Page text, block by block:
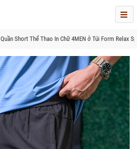
Quần Short Thể Thao In Chữ 4MEN ở Túi Form Relax